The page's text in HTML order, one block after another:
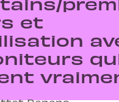
et